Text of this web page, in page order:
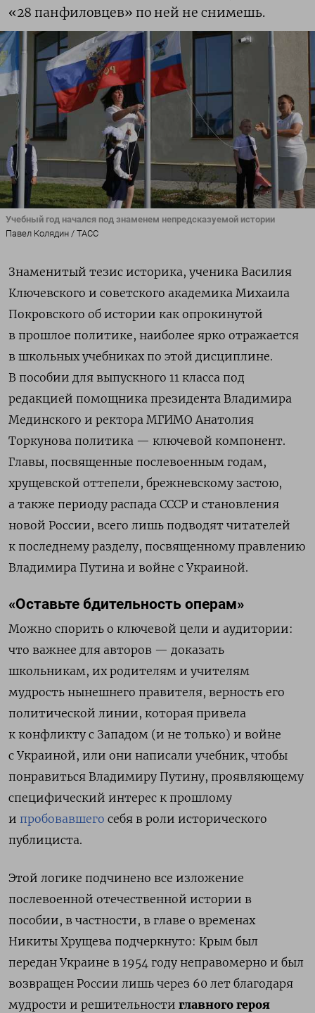
«28 панфиловцев» по ней не снимешь.
Учебный год начался под знаменем непредсказуемой истории
Павел Колядин / ТАСС
Знаменитый тезис историка, ученика Василия
Ключевского и советского академика Михаила
Покровского об истории как опрокинутой
в прошлое политике, наиболее ярко отражается
в школьных учебниках по этой дисциплине.
В пособии для выпускного 11 класса под
редакцией помощника президента Владимира
Мединского и ректора МГИМО Анатолия
Торкунова политика — ключевой компонент.
Главы, посвященные послевоенным годам,
хрущевской оттепели, брежневскому застою,
а также периоду распада СССР и становления
новой России, всего лишь подводят читателей
к последнему разделу, посвященному правлению
Владимира Путина и войне с Украиной.
«Оставьте бдительность операм»
Можно спорить о ключевой цели и аудитории:
что важнее для авторов — доказать
школьникам, их родителям и учителям
мудрость нынешнего правителя, верность его
политической линии, которая привела
к конфликту с Западом (и не только) и войне
с Украиной, или они написали учебник, чтобы
понравиться Владимиру Путину, проявляющему
специфический интерес к прошлому
и пробовавшего себя в роли исторического
публициста.
Этой логике подчинено все изложение
послевоенной отечественной истории в
пособии, в частности, в главе о временах
Никиты Хрущева подчеркнуто: Крым был
передан Украине в 1954 году неправомерно и был
возвращен России лишь через 60 лет благодаря
мудрости и решительности главного героя